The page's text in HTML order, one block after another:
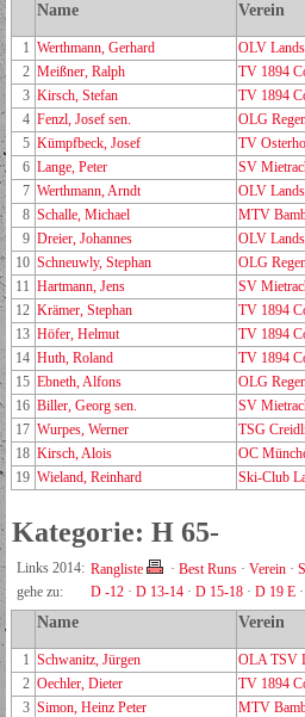
Name Verein
1 Werthmann, Gerhard OLV
2 Meißner, Ralph TV 1894
3 Kirsch, Stefan TV 1894
4 Fenzl, Josef sen. OLG
5 Kümpfbeck, Josef TV
6 Lange, Peter SV
7 Werthmann, Arndt OLV
8 Schalle, Michael MTV
9 Dreier, Johannes OLV
10 Schneuwly, Stephan OLG
11 Hartmann, Jens SV
12 Krämer, Stephan TV 1894
13 Höfer, Helmut TV 1894
14 Huth, Roland TV 1894
15 Ebneth, Alfons OLG
16 Biller, Georg sen. SV
17 Wurpes, Werner TSG
18 Kirsch, Alois OC
19 Wieland, Reinhard Ski-Club
Kategorie: H 65-
Links 2014: Rangliste · Best Runs · Verein ·
gehe zu:
D -12 · D 13-14 · D 15-18 · D 19 E ·
Name Verein
1 Schwanitz, Jürgen OLA TSV
2 Oechler, Dieter TV 1894
3 Simon, Heinz Peter MTV